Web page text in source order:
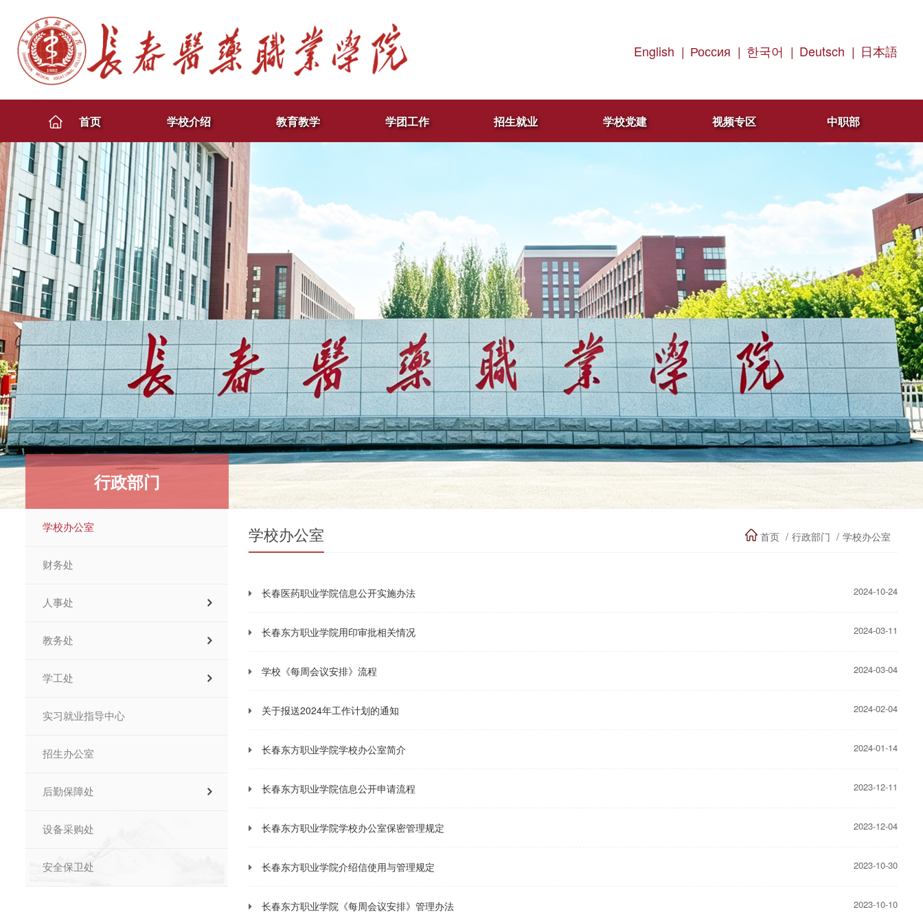
English | Россия | 한국어 | Deutsch | 日本語
首页 学校介绍 教育教学 学团工作 招生就业 学校党建 视频专区 中职部
行政部门
学校办公室
财务处
人事处
教务处
学工处
实习就业指导中心
招生办公室
后勤保障处
设备采购处
安全保卫处
学校办公室 首页 行政部门 学校办公室
长春医药职业学院信息公开实施办法 2024-10-24
长春东方职业学院用印审批相关情况 2024-03-11
学校《每周会议安排》流程 2024-03-04
关于报送2024年工作计划的通知 2024-02-04
长春东方职业学院学校办公室简介 2024-01-14
长春东方职业学院信息公开申请流程 2023-12-11
长春东方职业学院学校办公室保密管理规定 2023-12-04
长春东方职业学院介绍信使用与管理规定 2023-10-30
长春东方职业学院《每周会议安排》管理办法 2023-10-10